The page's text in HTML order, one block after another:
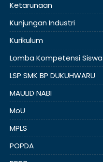
Ketarunaan
Kunjungan Industri
Kurikulum
Lomba Kompetensi Siswa
LSP SMK BP DUKUHWARU
MAULID NABI
MoU
MPLS
POPDA